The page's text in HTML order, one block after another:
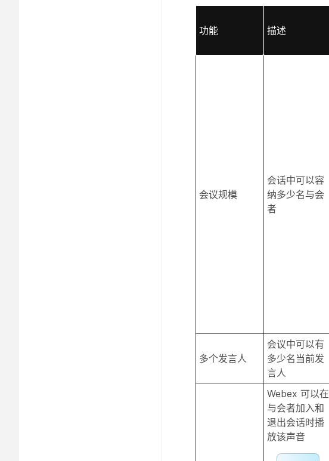
功能 描述
会议规模
会话中可以容
纳多少名与会
者
多个发言人
会议中可以有
多少名当前发
言人
Webex 可以在
与会者加入和
退出会话时播
放该声音